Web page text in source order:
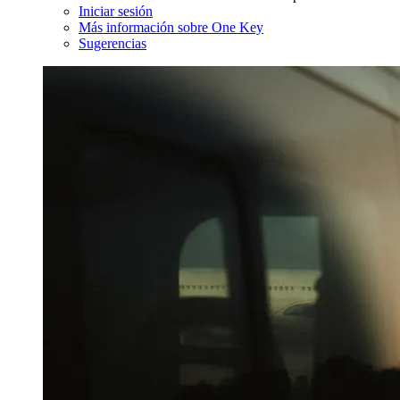
Iniciar sesión
Más información sobre One Key
Sugerencias